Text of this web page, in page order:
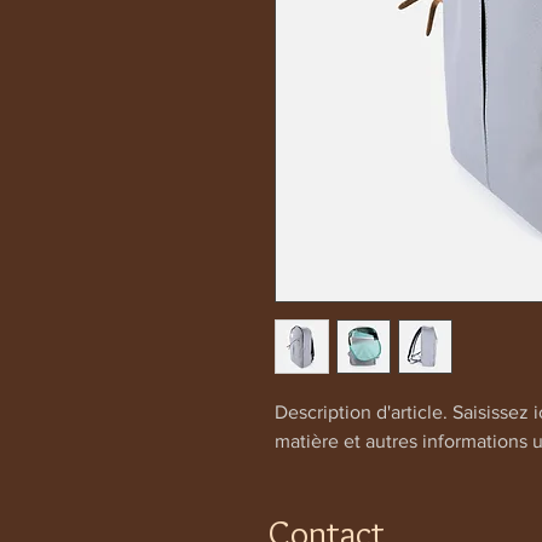
Description d'article. Saisissez
matière et autres informations
Contact